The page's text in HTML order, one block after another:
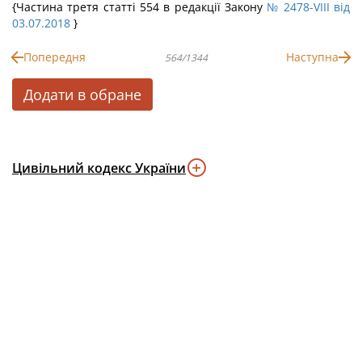
{Частина третя статті 554 в редакції Закону № 2478-VIII від
03.07.2018 }
Попередня 564/1344 Наступна
Додати в обране
Цивільний кодекс України